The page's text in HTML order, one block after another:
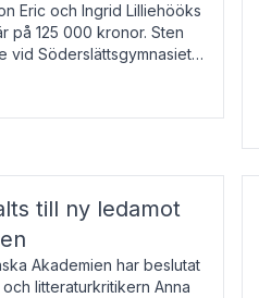
Eric och Ingrid Lilliehööks
på 125 000 kronor. Sten
vid Söderslättsgymnasiet i
till ny ledamot
Akademien har beslutat
litteraturkritikern Anna